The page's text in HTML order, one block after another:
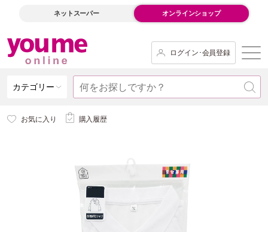
ネットスーパー オンラインショップ
ログイン･会員登録
カテゴリー
お気に入り 購入履歴